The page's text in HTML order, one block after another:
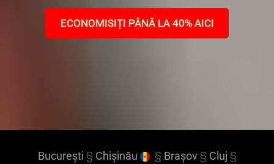
ECONOMISIȚI PÂNĂ LA 40% AICI
București § Chișinău § Brașov§ Cluj §